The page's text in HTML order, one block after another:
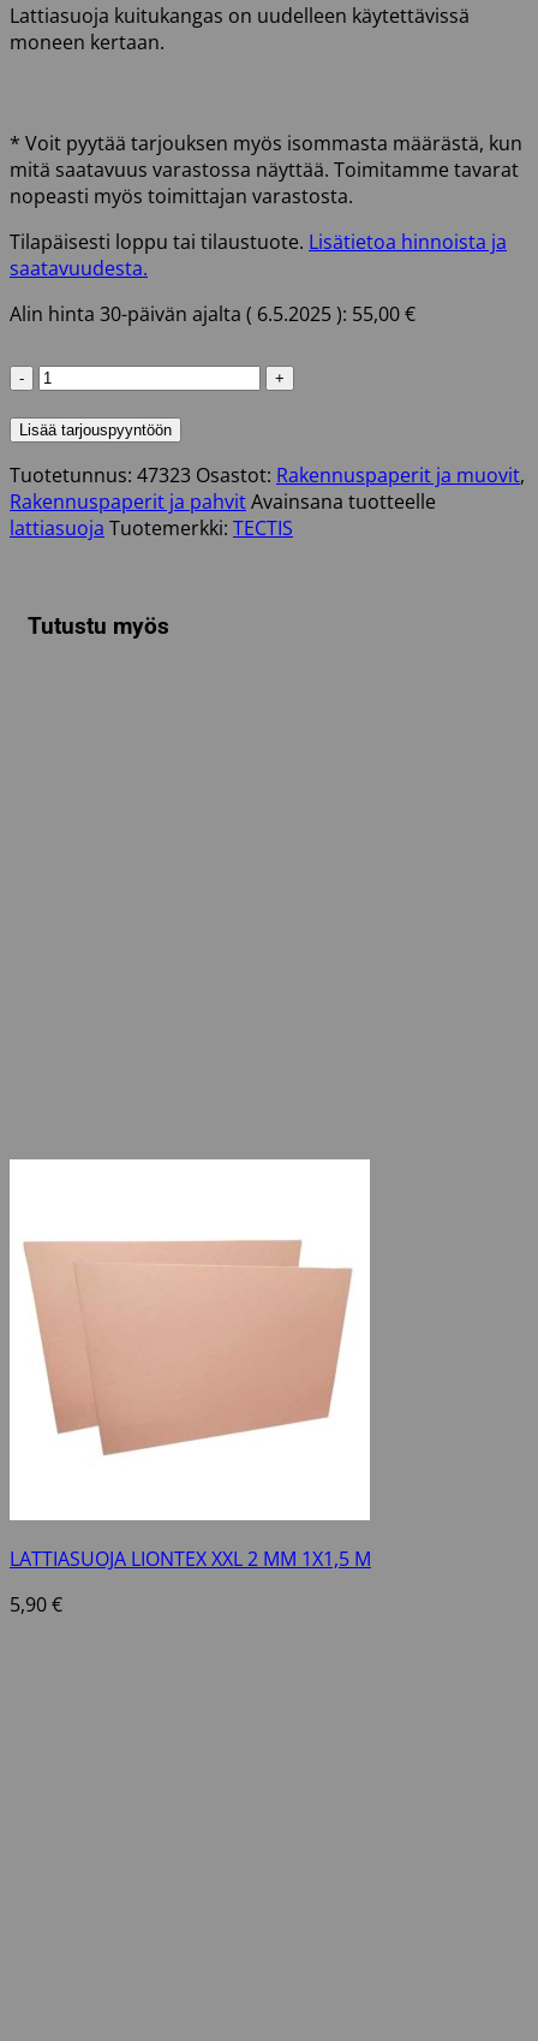
Lattiasuoja kuitukangas on uudelleen käytettävissä
moneen kertaan.
* Voit pyytää tarjouksen myös isommasta määrästä, kun
mitä saatavuus varastossa näyttää. Toimitamme tavarat
nopeasti myös toimittajan varastosta.
Tilapäisesti loppu tai tilaustuote. Lisätietoa hinnoista ja
saatavuudesta.
Alin hinta 30-päivän ajalta ( 6.5.2025): 55,00€
LATTIASUOJA
FLOORCOVER
määrä
Lisää tarjouspyyntöön
Tuotetunnus: 47323 Osastot: Rakennuspaperit ja muovit,
Rakennuspaperit ja pahvitAvainsana tuotteelle
lattiasuoja Tuotemerkki: TECTIS
Tutustu myös
LATTIASUOJA LIONTEX XXL 2 MM 1X1,5 M
5,90€